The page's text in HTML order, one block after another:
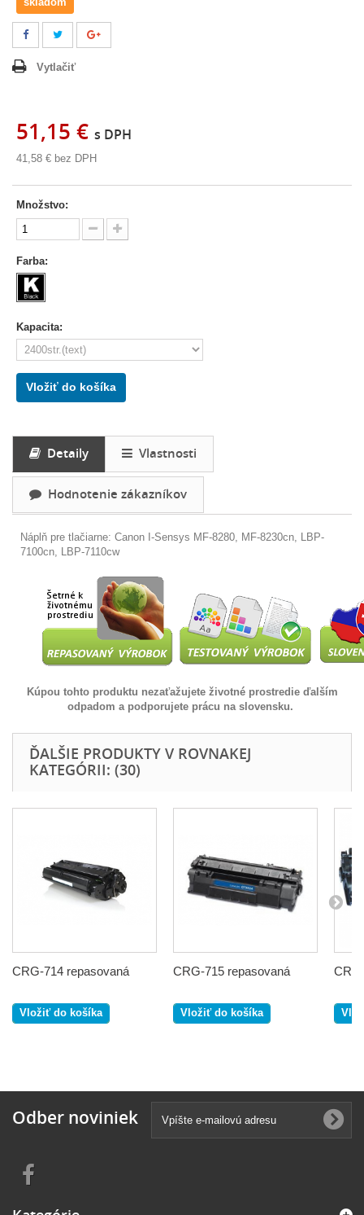
Vytlačiť
51,15 € s DPH
41,58 € bez DPH
Množstvo:
Farba:
Kapacita:
Vložiť do košíka
Detaily Vlastnosti
Hodnotenie zákazníkov
Náplň pre tlačiarne: Canon I-Sensys MF-8280, MF-8230cn, LBP-
7100cn, LBP-7110cw
Kúpou tohto produktu nezaťažujete životné prostredie ďalším
odpadom a podporujete prácu na slovensku.
ĎALŠIE PRODUKTY V ROVNAKEJ
KATEGÓRII: (30)
CRG-714 repasovaná
Vložiť do košíka
CRG-715 repasovaná
Vložiť do košíka
Odber noviniek